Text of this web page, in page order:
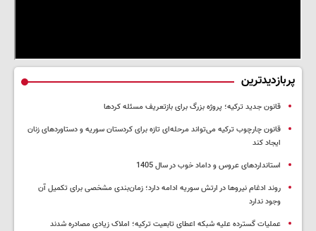
پربازدیدترین
قانون جدید ترکیه؛ پروژه بزرگ‌ برای بازتعریف مسئله کردها
قانون چارچوب ترکیه می‌تواند مرحله‌ای تازه برای کردستان سوریه و دستاوردهای زنان
ایجاد کند
استانداردهای عروس و داماد خوب در سال 1405
روند ادغام نیروها در ارتش سوریه ادامه دارد؛ زمان‌بندی مشخصی برای تکمیل آن
وجود ندارد
عملیات گسترده علیه شبکه اعطای تابعیت ترکیه؛ املاک زیادی مصادره شدند